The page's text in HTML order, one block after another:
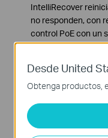
IntelliRecover
no responden, con
control PoE con un
de cámara sin
problemas. La
visualmente los
rápidamente los
Desde United
Obtenga productos,